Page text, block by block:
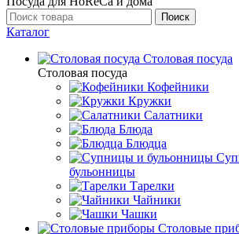
Поиск
Каталог
Столовая посуда
Столовая посуда
Кофейники
Кружки
Салатники
Блюда
Блюдца
бульонницы
Тарелки
Чайники
Чашки
Cтоловые